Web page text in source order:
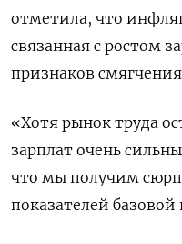
отметила, что
связанная с ростом
признаков
«Хотя рынок труда
зарплат очень
что мы получим
показателей